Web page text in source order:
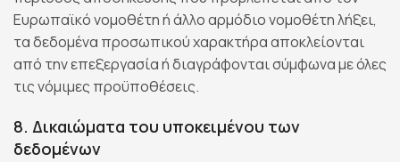
Ευρωπαϊκό νομοθέτη ή άλλο αρμόδιο νομοθέτη λήξει,
τα δεδομένα προσωπικού χαρακτήρα αποκλείονται
από την επεξεργασία ή διαγράφονται σύμφωνα με όλες
τις νόμιμες προϋποθέσεις.
8. Δικαιώματα του υποκειμένου των
δεδομένων